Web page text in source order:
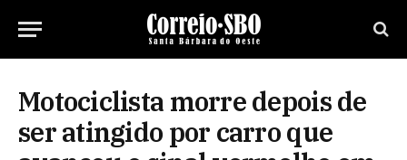
Motociclista morre depois de
ser atingido por carro que